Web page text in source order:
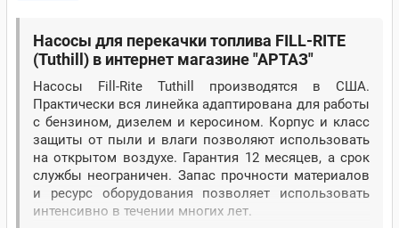
Насосы для перекачки топлива Piusi
Насосы для перекачки дизельного топлива БелАвтоКомплект
(БелАК)
Насосы для перекачки топлива БелАвтКомплект (БелАК)
Насосы для перекачки топлива БелАК 12 В
Насосы для перекачки топлива FILL-RITE
(Tuthill) в интернет магазине "АРТАЗ"
Насосы Fill-Rite Tuthill производятся в США.
Практически вся линейка адаптирована для работы
с бензином, дизелем и керосином. Корпус и класс
защиты от пыли и влаги позволяют использовать
на открытом воздухе. Гарантия 12 месяцев, а срок
службы неограничен. Запас прочности материалов
и ресурс оборудования позволяет использовать
интенсивно в течении многих лет.